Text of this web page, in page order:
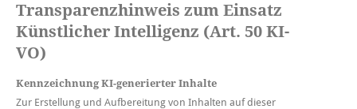
Transparenzhinweis zum Einsatz
Künstlicher Intelligenz (Art. 50 KI-
VO)
Kennzeichnung KI-generierter Inhalte
Zur Erstellung und Aufbereitung von Inhalten auf dieser